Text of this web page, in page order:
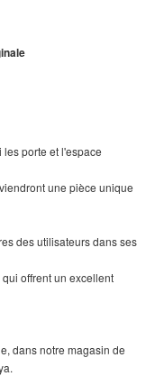
porte et l'espace
une pièce unique
des utilisateurs dans ses
offrent un excellent
dans notre magasin de